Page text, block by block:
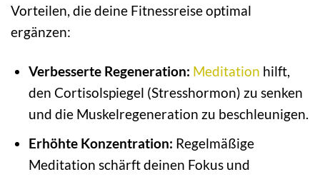
Vorteilen, die deine Fitnessreise optimal
ergänzen:
Verbesserte Regeneration: Meditation hilft,
den Cortisolspiegel (Stresshormon) zu senken
und die Muskelregeneration zu beschleunigen.
Erhöhte Konzentration: Regelmäßige
Meditation schärft deinen Fokus und